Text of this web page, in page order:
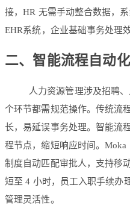
接，HR 无需手动整合数据，
EHR系统，企业基础事务处理
二、智能流程自动
人力资源管理涉及招聘
个环节都需规范操作。传统流
长，易延误事务处理。智能流
程节点，缩短响应时间。
制度自动匹配审批人，支持移
短至 4 小时，员工入职手续办
管理灵活性。